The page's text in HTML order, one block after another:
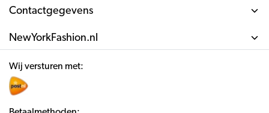
Contactgegevens
NewYorkFashion.nl
Wij versturen met: